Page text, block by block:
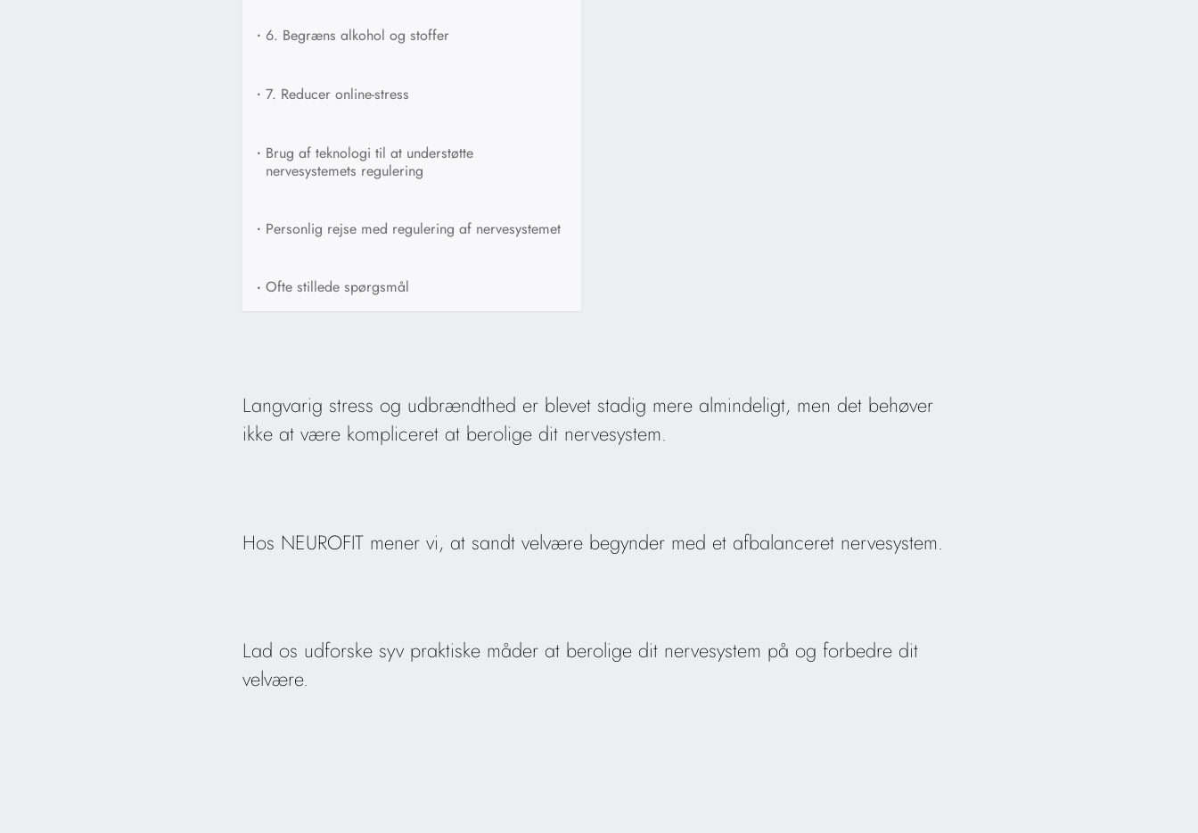
• 6. Begræns alkohol og stoffer
• 7. Reducer online-stress
• Brug af teknologi til at understøtte
nervesystemets regulering
• Personlig rejse med regulering af nervesystemet
• Ofte stillede spørgsmål
Langvarig stress og udbrændthed er blevet stadig mere almindeligt, men det behøver
ikke at være kompliceret at berolige dit nervesystem.
Hos NEUROFIT mener vi, at sandt velvære begynder med et afbalanceret nervesystem.
Lad os udforske syv praktiske måder at berolige dit nervesystem på og forbedre dit
velvære.